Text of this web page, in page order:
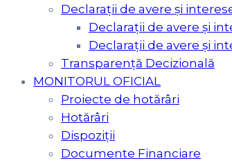
Declarații de avere și
Declarații de avere și
Declarații de avere și
Transparență Decizională
MONITORUL OFICIAL
Proiecte de hotărâri
Hotărâri
Dispoziții
Documente Financiare